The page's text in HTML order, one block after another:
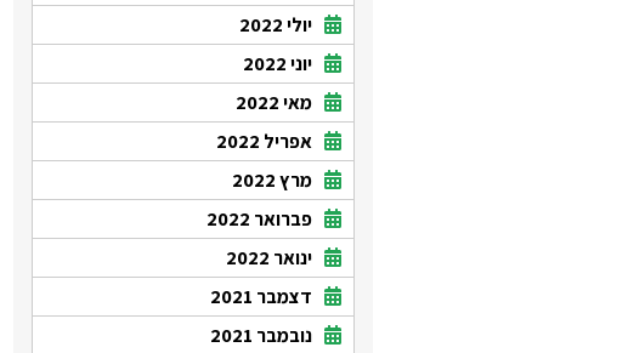
יולי 2022
יוני 2022
מאי 2022
אפריל 2022
מרץ 2022
פברואר 2022
ינואר 2022
דצמבר 2021
נובמבר 2021